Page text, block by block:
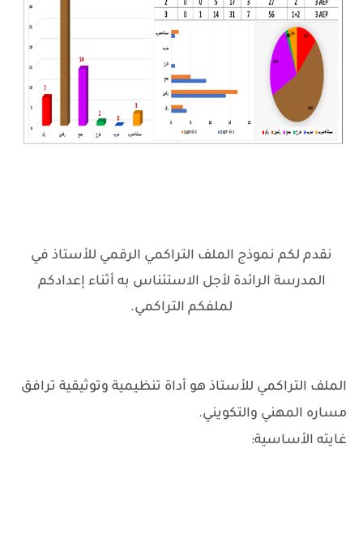
نقدم لكم نموذج الملف التراكمي الرقمي للأستاذ في
المدرسة الرائدة لأجل الاستئناس به أثناء إعدادكم
لملفكم التراكمي.
الملف التراكمي للأستاذ هو أداة تنظيمية وتوثيقية ترافق
مساره المهني والتكويني.
غايته الأساسية: